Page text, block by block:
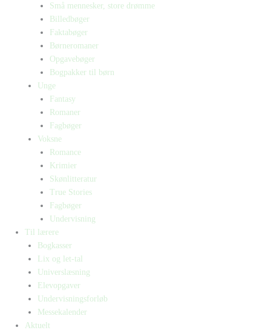
Små mennesker, store drømme
Billedbøger
Faktabøger
Børneromaner
Opgavebøger
Bogpakker til børn
Unge
Fantasy
Romaner
Fagbøger
Voksne
Romance
Krimier
Skønlitteratur
True Stories
Fagbøger
Undervisning
Til lærere
Bogkasser
Lix og let-tal
Universlæsning
Elevopgaver
Undervisningsforløb
Messekalender
Aktuelt